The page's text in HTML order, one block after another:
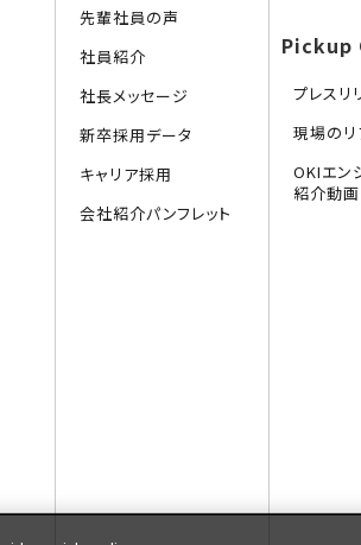
先輩社員の声
社員紹介
社長メッセージ
新卒採用データ
キャリア採用
会社紹介パンフレット
Pickup
プレスリ
現場のリ
OKIエン
紹介動画